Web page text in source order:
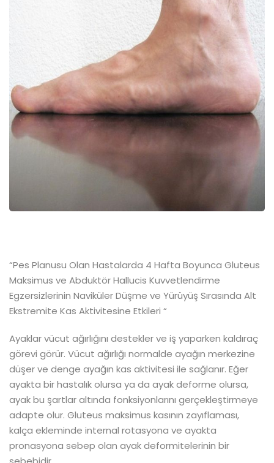
“Pes Planusu Olan Hastalarda 4 Hafta Boyunca Gluteus
Maksimus ve Abduktör Hallucis Kuvvetlendirme
Egzersizlerinin Naviküler Düşme ve Yürüyüş Sırasında Alt
Ekstremite Kas Aktivitesine Etkileri “
Ayaklar vücut ağırlığını destekler ve iş yaparken kaldıraç
görevi görür. Vücut ağırlığı normalde ayağın merkezine
düşer ve denge ayağın kas aktivitesi ile sağlanır. Eğer
ayakta bir hastalık olursa ya da ayak deforme olursa,
ayak bu şartlar altında fonksiyonlarını gerçekleştirmeye
adapte olur. Gluteus maksimus kasının zayıflaması,
kalça ekleminde internal rotasyona ve ayakta
pronasyona sebep olan ayak deformitelerinin bir